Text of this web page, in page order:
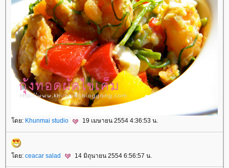
ดย: Khunmai studio 19 เมษายน 2554 4:36:53 น.
ดย: ceacar salad 14 มิถุนายน 2554 6:56:57 น.